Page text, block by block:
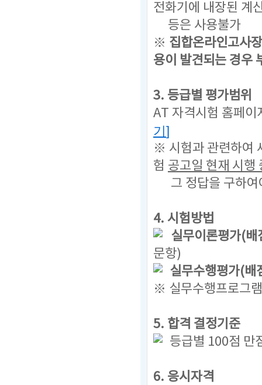
전화기에 내장된 계
등은 사용불가
※ 집합온라인고사
용이 발견되는 경우
3. 등급별 평가범위
AT 자격시험 홈페
기]
※ 시험과 관련하여
험 공고일 현재 시행
그 정답을 구하여
4. 시험방법
실무이론평가(
문항)
실무수행평가(배
※ 실무수행프로그
5. 합격 결정기준
등급별 100점 만
6. 응시자격